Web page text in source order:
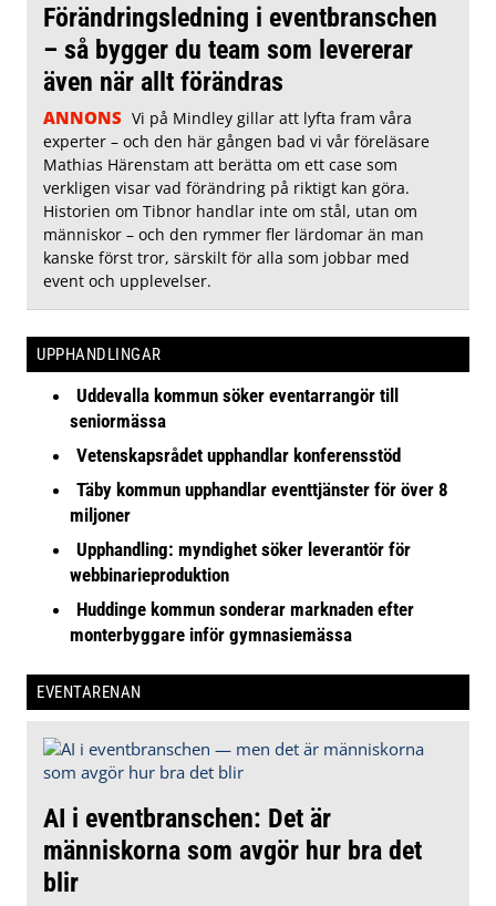
Förändringsledning i eventbranschen
– så bygger du team som levererar
även när allt förändras
ANNONS Vi på Mindley gillar att lyfta fram våra
experter – och den här gången bad vi vår föreläsare
Mathias Härenstam att berätta om ett case som
verkligen visar vad förändring på riktigt kan göra.
Historien om Tibnor handlar inte om stål, utan om
människor – och den rymmer fler lärdomar än man
kanske först tror, särskilt för alla som jobbar med
event och upplevelser.
UPPHANDLINGAR
Uddevalla kommun söker eventarrangör till
seniormässa
Vetenskapsrådet upphandlar konferensstöd
Täby kommun upphandlar eventtjänster för över 8
miljoner
Upphandling: myndighet söker leverantör för
webbinarieproduktion
Huddinge kommun sonderar marknaden efter
monterbyggare inför gymnasiemässa
EVENTARENAN
AI i eventbranschen: Det är
människorna som avgör hur bra det
blir